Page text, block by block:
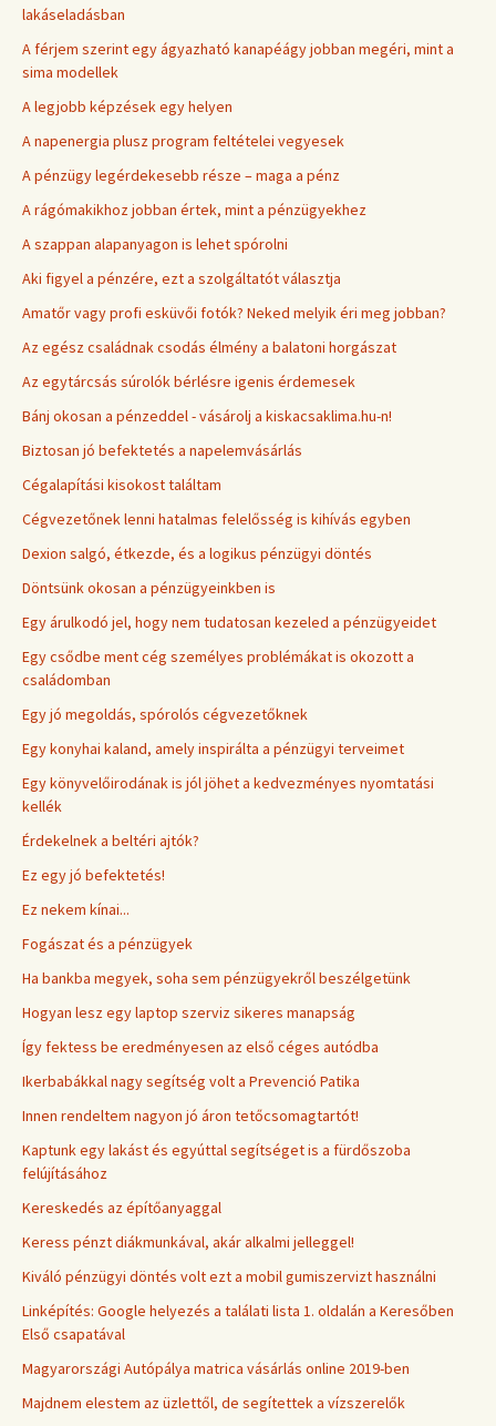
lakáseladásban
A férjem szerint egy ágyazható kanapéágy jobban megéri, mint a
sima modellek
A legjobb képzések egy helyen
A napenergia plusz program feltételei vegyesek
A pénzügy legérdekesebb része – maga a pénz
A rágómakikhoz jobban értek, mint a pénzügyekhez
A szappan alapanyagon is lehet spórolni
Aki figyel a pénzére, ezt a szolgáltatót választja
Amatőr vagy profi esküvői fotók? Neked melyik éri meg jobban?
Az egész családnak csodás élmény a balatoni horgászat
Az egytárcsás súrolók bérlésre igenis érdemesek
Bánj okosan a pénzeddel - vásárolj a kiskacsaklima.hu-n!
Biztosan jó befektetés a napelemvásárlás
Cégalapítási kisokost találtam
Cégvezetőnek lenni hatalmas felelősség is kihívás egyben
Dexion salgó, étkezde, és a logikus pénzügyi döntés
Döntsünk okosan a pénzügyeinkben is
Egy árulkodó jel, hogy nem tudatosan kezeled a pénzügyeidet
Egy csődbe ment cég személyes problémákat is okozott a
családomban
Egy jó megoldás, spórolós cégvezetőknek
Egy konyhai kaland, amely inspirálta a pénzügyi terveimet
Egy könyvelőirodának is jól jöhet a kedvezményes nyomtatási
kellék
Érdekelnek a beltéri ajtók?
Ez egy jó befektetés!
Ez nekem kínai...
Fogászat és a pénzügyek
Ha bankba megyek, soha sem pénzügyekről beszélgetünk
Hogyan lesz egy laptop szerviz sikeres manapság
Így fektess be eredményesen az első céges autódba
Ikerbabákkal nagy segítség volt a Prevenció Patika
Innen rendeltem nagyon jó áron tetőcsomagtartót!
Kaptunk egy lakást és egyúttal segítséget is a fürdőszoba
felújításához
Kereskedés az építőanyaggal
Keress pénzt diákmunkával, akár alkalmi jelleggel!
Kiváló pénzügyi döntés volt ezt a mobil gumiszervizt használni
Linképítés: Google helyezés a találati lista 1. oldalán a Keresőben
Első csapatával
Magyarországi Autópálya matrica vásárlás online 2019-ben
Majdnem elestem az üzlettől, de segítettek a vízszerelők